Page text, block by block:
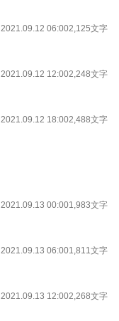
2021.09.12 06:002,125文字
2021.09.12 12:002,248文字
2021.09.12 18:002,488文字
2021.09.13 00:001,983文字
2021.09.13 06:001,811文字
2021.09.13 12:002,268文字